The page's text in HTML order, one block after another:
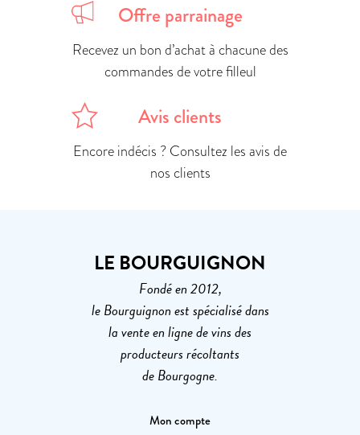
Offre parrainage
Recevez un bon d’achat à chacune des
commandes de votre filleul
Avis clients
Encore indécis ? Consultez les avis de
nos clients
LE BOURGUIGNON
Fondé en 2012,
le Bourguignon est spécialisé dans
la vente en ligne de vins des
producteurs récoltants
de Bourgogne.
Mon compte